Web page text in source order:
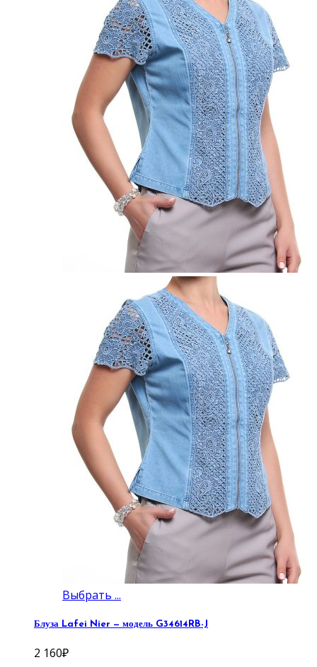
Выбрать ...
Блуза Lafei Nier — модель G34614RB-J
2 160₽